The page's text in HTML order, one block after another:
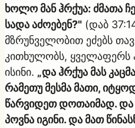
ხოლო მან ჰრქუა: ძმათა
სადა აძოებენ?" (დაბ
მზრუნველობით ეძებს
კითხულობს, ყველაფერს
ისინი. „და ჰრქუა მას
რამეთუ მესმა მათი,
წარვიდეთ დოთაიმად. და
პოვნა იგინი. და მათ